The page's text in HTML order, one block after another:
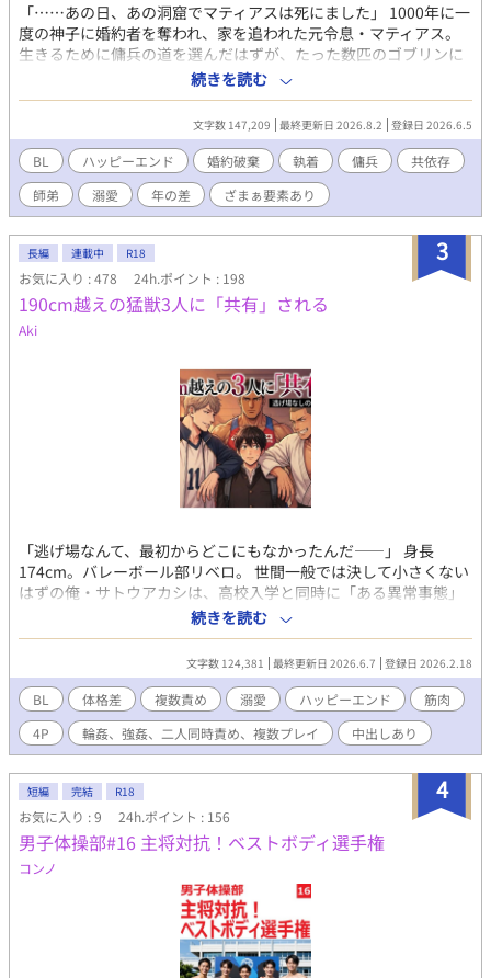
「……あの日、あの洞窟でマティアスは死にました」 1000年に一
度の神子に婚約者を奪われ、家を追われた元令息・マティアス。
生きるために傭兵の道を選んだはずが、たった数匹のゴブリンに
ボコボコにされ、無残な半死体となって洞窟の底へ突き落とされ
る。 死を待つだけだったマティアスの前に現れたのは、戦場で死
を狩り続けてきた隻腕の傭兵・ガルド。 彼はマティアスを拾い、
その無骨な手で「生きること」を教え始めた。 「お前が生きるの
に、俺の許可は必要ない」 ――王宮の甘い砂糖菓子のような日々
とは比べ物にならない、血と汗がにじむ徹底した生存戦略。 死の
淵から舞い戻った令息は、その術を学び自分自身の足で歩き始め
る。 誇りを捨て、 名を捨て、 愛を得る。 傭兵として生まれ変わ
った令息の、歪で純粋な溺愛成長物語。 【完結御礼】 第1部本編
は完結しました。最後までお付き合いいただきありがとうござい
ました。 現在第2部の新婚編を更新しています。 毎日21:30更新、
全話予約投稿済みです。 【Xのご案内】
https://x.com/bunbun_melon 番外編にするまでもない小ネタSS
しかったり。私の脳内の墓場です。気軽に墓参りしていただけた
続きを読む
文字数 147,209 最終更新日 2026.8.2 登録日 2026.6.5
BL ハッピーエンド 婚約破棄 執着 傭兵
共依存
師弟
溺愛 年の差 ざまぁ要素あり
3
長編 連載中 R18
お気に入り : 478 24h.ポイント : 198
190cm越えの猛獣3人に「共有」される
Aki
「逃げ場なんて、最初からどこにもなかったんだ――」 身長
174cm。バレーボール部リベロ。 世間一般では決して小さくない
はずの俺・サトウアカシは、高校入学と同時に「ある異常事態」
に巻き込まれていた。 それは、高校で同級生になった3人の「猛
獣」たちに目をつけられたこと。 バレー部の絶対的エース、オザ
キカイ（193cm）。 柔道部の本能的肉食獣、サカモトソウ
（190cm）。 レスリング部の無口な重戦車、アサカワダイチ
（195cm）。 規格外の体格と体力を持つ彼らは、ある日、とんで
もない「協定」を結んだ。 『誰か一人が抜け駆けするのはナシ
だ』 『喧嘩になるからな』 『……だから、3人で仲良く使うこと
にした』 「共有（シェア）」 その言葉の意味を理解する間もな
く、俺の日常は彼らの重く、熱く、歪んだ愛に塗り潰されてい
く。 放課後の廃校舎、部活遠征先のホテル、そして逃げ場のない
週末の自宅……。 1人でも太刀打ちできない相手が、3人掛かりで
俺を貪り尽くす。 「アカシ、いい声で鳴けよ。……まだ1人目だ
ぞ？」 「俺のでガバガバになった後は、アイツらのも入りやすい
だろ？」 「……逃がさない。骨の髄まで、俺たちのモンだ」 拒絶
すれば力でねじ伏せられ、受け入れれば脳が溶けるほどの快楽を
与えられる。 筋肉と汗、そして雄の匂いに満ちた「肉の檻」。 こ
れは、規格外のスパダリ3人に愛されすぎた俺が、身も心も彼らに
開発され、とろとろに溶かされていくまでの物語。 【登場人物紹
続きを読む
文字数 124,381 最終更新日 2026.6.7 登録日 2026.2.18
BL 体格差 複数責め 溺愛 ハッピーエンド
筋肉
4P
輪姦、強姦、二人同時責め、複数プレイ 中出しあり
4
短編 完結 R18
お気に入り : 9 24h.ポイント : 156
男子体操部#16 主将対抗！ベストボディ選手権
コンノ